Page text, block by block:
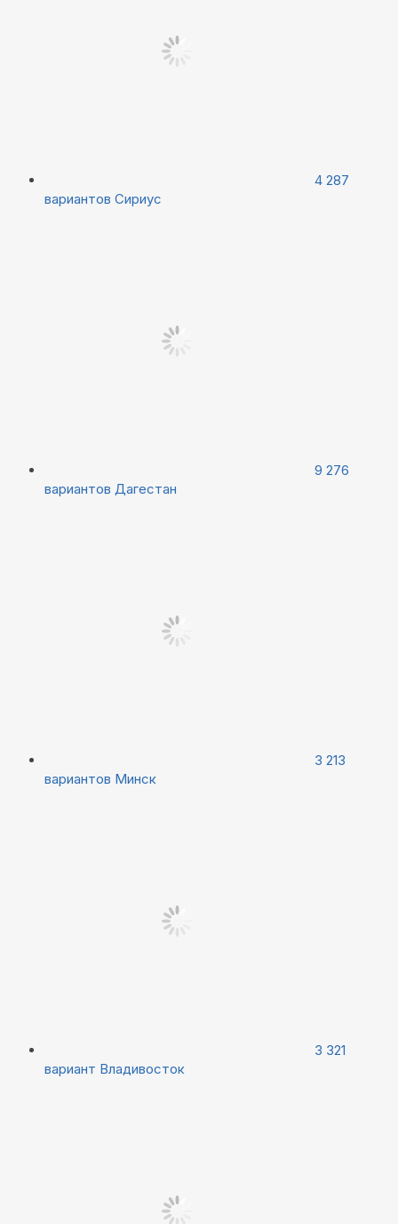
4 287
вариантов Сириус
9 276
вариантов Дагестан
3 213
вариантов Минск
3 321
вариант Владивосток